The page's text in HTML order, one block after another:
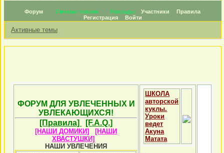
Форум Личные топики Награды Участники
Правила
Регистрация
Войти
Активные темы
ФОРУМ ДЛЯ УВЛЕЧЕННЫХ И
УВЛЕКАЮЩИХСЯ!
[Правила]
[F.A.Q.]
[НАШИ ДОМИКИ]
[НАШИ
ХВАСТУШКИ]
НАШИ УВЛЕЧЕНИЯ
ШКОЛА
авторской
куклы.
Уроки
ведет
Акуна
Матата